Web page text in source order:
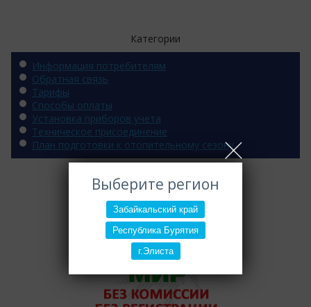
Выберите регион
Забайкальский край
Республика Бурятия
г.Элиста
Категории
Информация потребителям
Обратная связь
Тарифы
Способы оплаты
Установка приборов учета
Техническое присоединение
План подготовки к отопительному сезону